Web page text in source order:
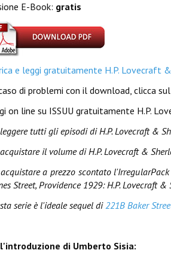
E-Book: gratis
e leggi gratuitamente H.P. Lovecraft
di problemi con il download, clicca
on line su ISSUU gratuitamente H.P.
tutti gli episodi di H.P. Lovecraft &
il volume diH.P. Lovecraft &
a prezzo scontato
Street, Providence 1929: H.P. Lovecraft
serie è l'ideale sequel di221B Baker
di Umberto Sisia: